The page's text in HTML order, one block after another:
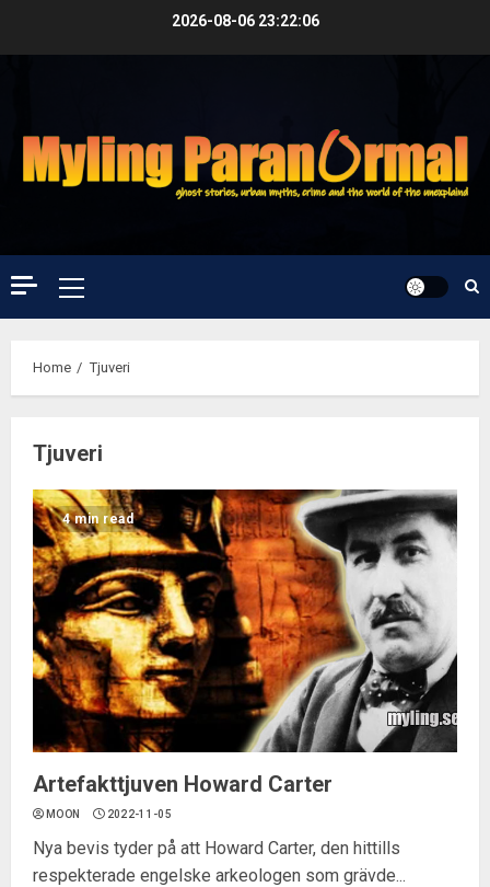
2026-08-06 23:22:06
Primary
Menu
Home Tjuveri
Tjuveri
4 min read
Artefakttjuven Howard Carter
MOON 2022-11-05
Nya bevis tyder på att Howard Carter, den hittills
respekterade engelske arkeologen som grävde...